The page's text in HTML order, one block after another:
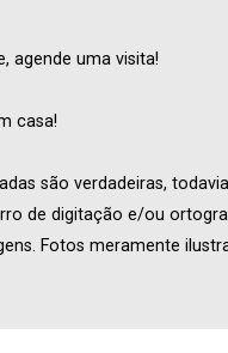
agende uma visita!
casa!
são verdadeiras,
de digitação e/ou
Fotos meramente